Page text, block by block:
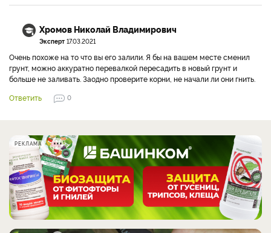
Хромов Николай Владимирович
Эксперт 17.03.2021
Очень похоже на то что вы его залили. Я бы на вашем месте сменил
грунт, можно аккуратно перевалкой пересадить в новый грунт и
больше не заливать. Заодно проверите корни, не начали ли они гнить.
Ответить
0
РЕКЛАМА